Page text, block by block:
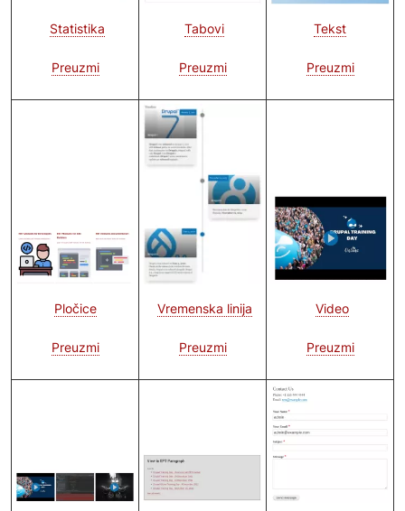
Statistika
Preuzmi
Tabovi
Preuzmi
Tekst
Preuzmi
Image
Pločice
Preuzmi
Image
Vremenska linija
Preuzmi
Video
Preuzmi
Image
Image
Image